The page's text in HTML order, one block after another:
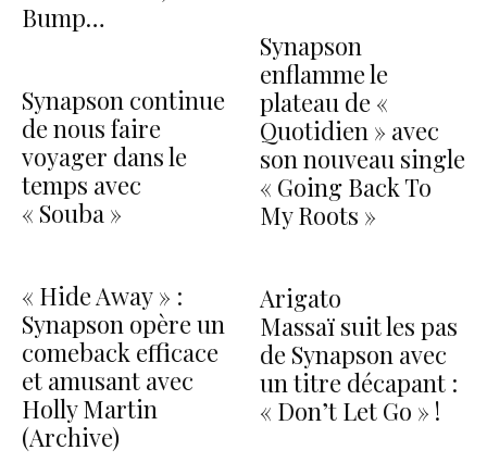
Bump…
Synapson continue
de nous faire
voyager dans le
temps avec
« Souba »
« Hide Away » :
Synapson opère un
comeback efficace
et amusant avec
Holly Martin
(Archive)
Synapson
enflamme le
plateau de «
Quotidien » avec
son nouveau single
« Going Back To
My Roots »
Arigato
Massaï suit les pas
de Synapson avec
un titre décapant :
« Don’t Let Go » !